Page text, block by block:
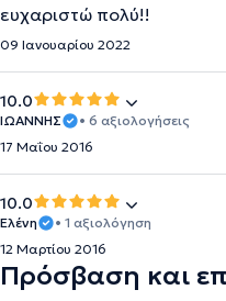
ευχαριστώ πολύ!!
09 Ιανουαρίου 2022
10.0
ΙΩΑΝΝΗΣ
• 6 αξιολογήσεις
17 Μαΐου 2016
10.0
Ελένη
• 1 αξιολόγηση
12 Μαρτίου 2016
Πρόσβαση και